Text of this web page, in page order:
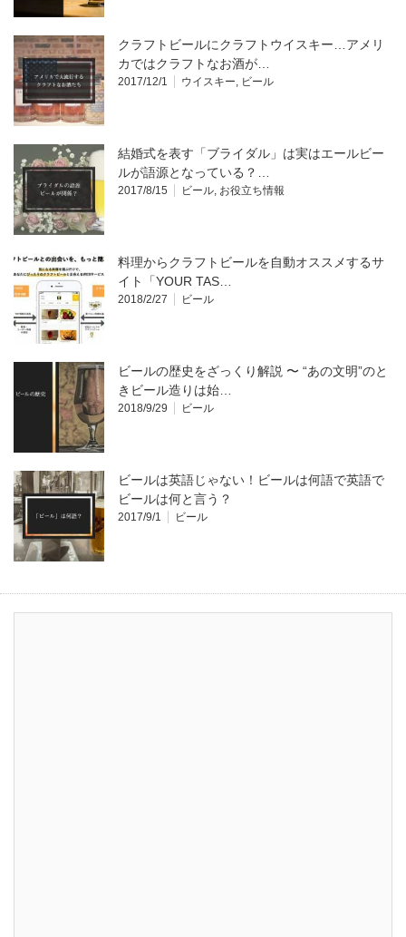
クラフトビールにクラフトウイスキー…アメリ
カではクラフトなお酒が…
2017/12/1 ウイスキー ビール
結婚式を表す「ブライダル」は実はエールビー
ルが語源となっている？…
2017/8/15 ビール お役立ち情報
料理からクラフトビールを自動オススメするサ
イト「YOUR TAS…
2018/2/27 ビール
ビールの歴史をざっくり解説 〜 “あの文明”のと
きビール造りは始…
2018/9/29 ビール
ビールは英語じゃない！ビールは何語で英語で
ビールは何と言う？
2017/9/1 ビール